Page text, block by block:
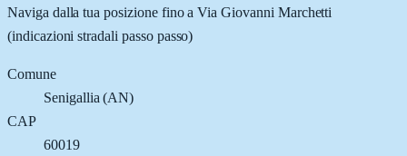
Naviga dalla tua posizione fino aVia Giovanni Marchetti
(indicazioni stradali passo passo)
Comune
Senigallia (AN)
CAP
60019